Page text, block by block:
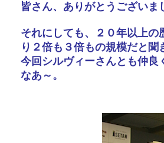
皆さん、ありがとうございま
それにしても、２０年以上
り２倍も３倍もの規模だと聞
今回シルヴィーさんとも仲良
なあ～。